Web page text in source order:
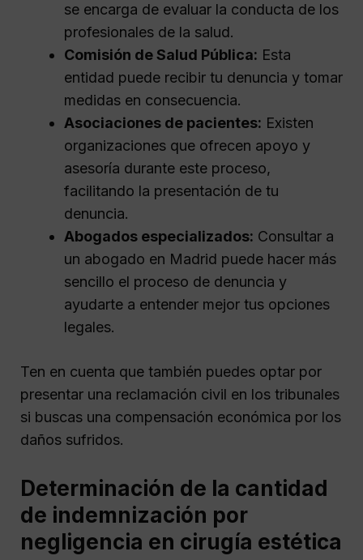
se encarga de evaluar la conducta de los
profesionales de la salud.
Comisión de Salud Pública: Esta
entidad puede recibir tu denuncia y tomar
medidas en consecuencia.
Asociaciones de pacientes: Existen
organizaciones que ofrecen apoyo y
asesoría durante este proceso,
facilitando la presentación de tu
denuncia.
Abogados especializados: Consultar a
un abogado en Madrid puede hacer más
sencillo el proceso de denuncia y
ayudarte a entender mejor tus opciones
legales.
Ten en cuenta que también puedes optar por
presentar una reclamación civil en los tribunales
si buscas una compensación económica por los
daños sufridos.
Determinación de la cantidad
de indemnización por
negligencia en cirugía estética